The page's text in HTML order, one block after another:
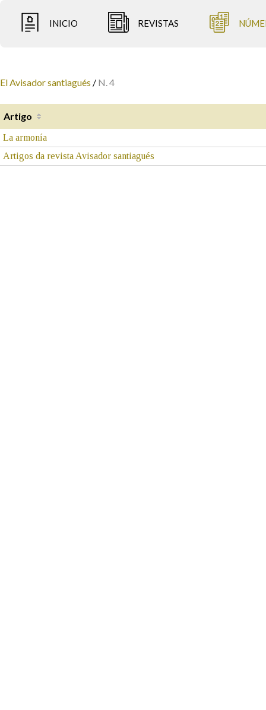
INICIO REVISTAS
El Avisador santiagués / N. 4
Artigo
La armonía
Artigos da revista Avisador santiagués